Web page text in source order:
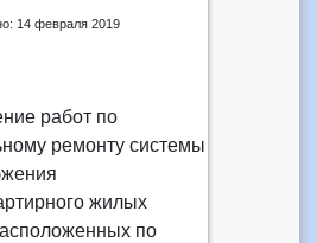
14 февраля 2019
работ по
ремонту системы
жилых
по